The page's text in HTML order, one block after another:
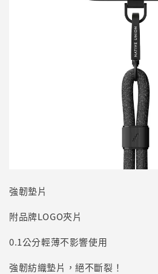
強韌墊片
附品牌LOGO夾片
0.1公分輕薄不影響使用
強韌紡織墊片，絕不斷裂！